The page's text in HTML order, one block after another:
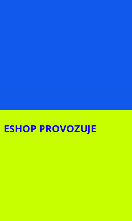
ESHOP PROVOZUJE